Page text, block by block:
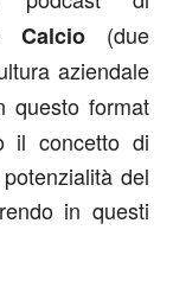
Calcio (due
aziendale
questo format
il concetto di
del
in questi